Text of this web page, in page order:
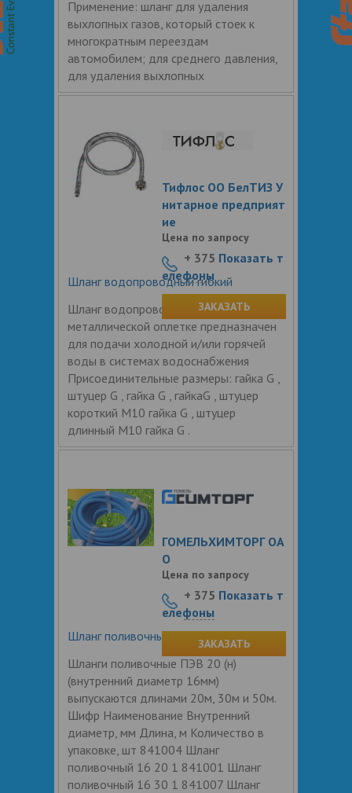
Применение: шланг для удаления
выхлопных газов, который стоек к
многократным переездам
автомобилем; для среднего давления,
для удаления выхлопных
Шланг водопроводный гибкий
Шланг водопроводный в
металлической оплетке предназначен
для подачи холодной и/или горячей
воды в системах водоснабжения
Присоединительные размеры: гайка G ,
штуцер G , гайка G , гайкаG , штуцер
короткий М10 гайка G , штуцер
длинный М10 гайка G .
Тифлос ОО БелТИЗ У
нитарное предприят
ие
Цена по запросу
+ 375 Показать т
елефоны
ЗАКАЗАТЬ
Шланг поливочный 16 мм.
Шланги поливочные ПЭВ 20 (н)
(внутренний диаметр 16мм)
выпускаются длинами 20м, 30м и 50м.
Шифр Наименование Внутренний
диаметр, мм Длина, м Количество в
упаковке, шт 841004 Шланг
поливочный 16 20 1 841001 Шланг
поливочный 16 30 1 841007 Шланг
ГОМЕЛЬХИМТОРГ ОА
О
Цена по запросу
+ 375 Показать т
елефоны
ЗАКАЗАТЬ